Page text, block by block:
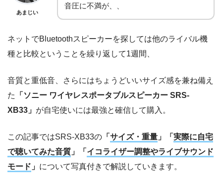
あまじい
音圧に不満が、、
ネットでBluetoothスピーカーを探しては他のライバル機
種と比較ということを繰り返して1週間、
音質と重低音、さらにはちょうどいいサイズ感を兼ね備え
た
「ソニー ワイヤレスポータブルスピーカー SRS-
XB33」 が自宅使いには最強と確信して購入。
この記事ではSRS-XB33の 「 サイズ・重量 」「 実際に自宅
で聴いてみた音質 」「 イコライザー調整やライブサウンド
モード 」 について写真付きで解説していきます。